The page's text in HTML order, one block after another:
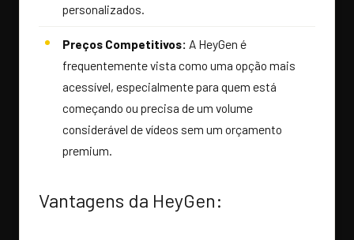
personalizados.
Preços Competitivos: A HeyGen é
frequentemente vista como uma opção mais
acessível, especialmente para quem está
começando ou precisa de um volume
considerável de vídeos sem um orçamento
premium.
Vantagens da HeyGen: